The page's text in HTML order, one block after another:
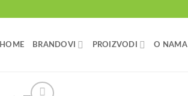
HOME BRANDOVI PROIZVODI O NAMA